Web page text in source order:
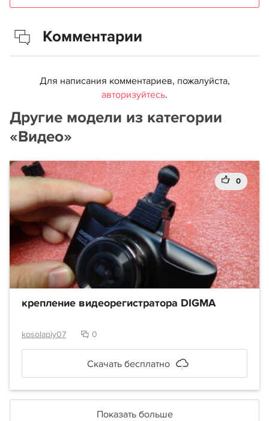
Комментарии
Для написания комментариев, пожалуйста,
авторизуйтесь.
Другие модели из категории
«Видео»
0
крепление видеорегистратора DIGMA
kosolapiy07 0
Скачать бесплатно
Показать больше